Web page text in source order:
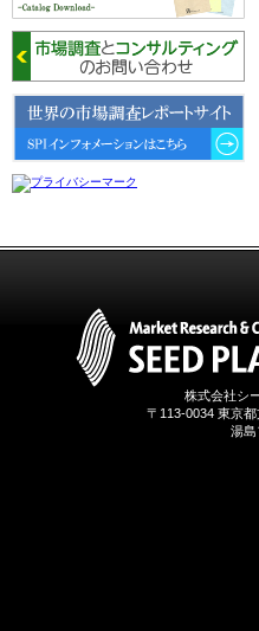
品リスト 」を発刊しました。
2026年06月01日
6月1日、「2026-27年版 5G SA、
6GにおけるIoT／サービス市場の
動向 」を発刊しました。
2026年04月30日
4月30日、「2026年版 オンライン
1月31日、「DXが加速するMCI・
認知症ケア支援サービスの現状と
今後の方向性 」を発刊しました。
1月13日、「営業支援DXにおける
名刺管理サービスの最新動向2026
株式会社シ
〒113-0034 東京
湯島